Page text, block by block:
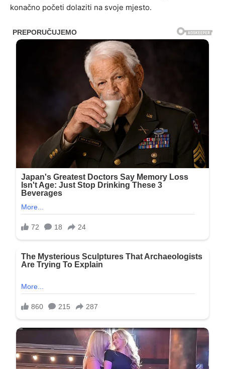
konačno početi dolaziti na svoje mjesto.